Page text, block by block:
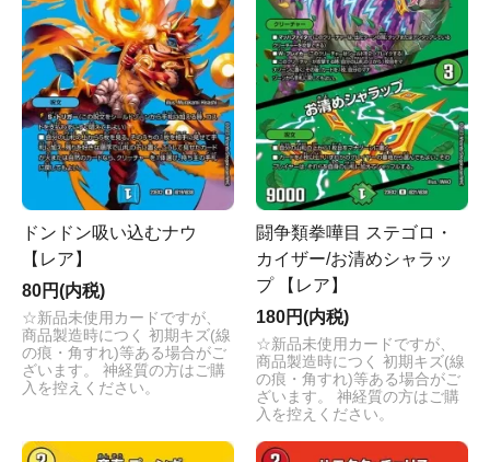
ドンドン吸い込むナウ
【レア】
80円(内税)
☆新品未使用カードですが、
商品製造時につく 初期キズ(線
の痕・角すれ)等ある場合がご
ざいます。 神経質の方はご購
入を控えください。
闘争類拳嘩目 ステゴロ・
カイザー/お清めシャラッ
プ 【レア】
180円(内税)
☆新品未使用カードですが、
商品製造時につく 初期キズ(線
の痕・角すれ)等ある場合がご
ざいます。 神経質の方はご購
入を控えください。